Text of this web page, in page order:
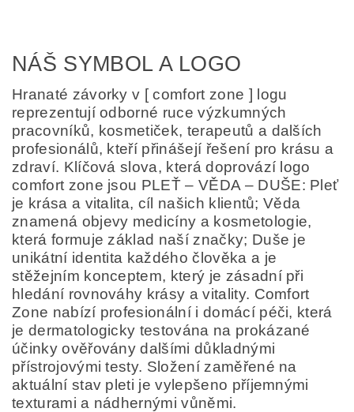
NÁŠ SYMBOL A LOGO
Hranaté závorky v [ comfort zone ] logu
reprezentují odborné ruce výzkumných
pracovníků, kosmetiček, terapeutů a dalších
profesionálů, kteří přinášejí řešení pro krásu a
zdraví. Klíčová slova, která doprovází logo
comfort zone jsou PLEŤ – VĚDA – DUŠE: Pleť
je krása a vitalita, cíl našich klientů; Věda
znamená objevy medicíny a kosmetologie,
která formuje základ naší značky; Duše je
unikátní identita každého člověka a je
stěžejním konceptem, který je zásadní při
hledání rovnováhy krásy a vitality. Comfort
Zone nabízí profesionální i domácí péči, která
je dermatologicky testována na prokázané
účinky ověřovány dalšími důkladnými
přístrojovými testy. Složení zaměřené na
aktuální stav pleti je vylepšeno příjemnými
texturami a nádhernými vůněmi.